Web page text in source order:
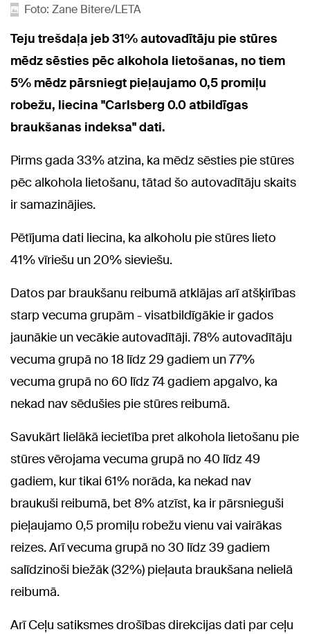
Foto: Zane Bitere/LETA
Teju trešdaļa jeb 31% autovadītāju pie stūres
mēdz sēsties pēc alkohola lietošanas, no tiem
5% mēdz pārsniegt pieļaujamo 0,5 promiļu
robežu, liecina "Carlsberg 0.0 atbildīgas
braukšanas indeksa" dati.
Pirms gada 33% atzina, ka mēdz sēsties pie stūres
pēc alkohola lietošanu, tātad šo autovadītāju skaits
ir samazinājies.
Pētījuma dati liecina, ka alkoholu pie stūres lieto
41% vīriešu un 20% sieviešu.
Datos par braukšanu reibumā atklājas arī atšķirības
starp vecuma grupām - visatbildīgākie ir gados
jaunākie un vecākie autovadītāji. 78% autovadītāju
vecuma grupā no 18 līdz 29 gadiem un 77%
vecuma grupā no 60 līdz 74 gadiem apgalvo, ka
nekad nav sēdušies pie stūres reibumā.
Savukārt lielākā iecietība pret alkohola lietošanu pie
stūres vērojama vecuma grupā no 40 līdz 49
gadiem, kur tikai 61% norāda, ka nekad nav
braukuši reibumā, bet 8% atzīst, ka ir pārsnieguši
pieļaujamo 0,5 promiļu robežu vienu vai vairākas
reizes. Arī vecuma grupā no 30 līdz 39 gadiem
salīdzinoši biežāk (32%) pieļauta braukšana nelielā
reibumā.
Arī Ceļu satiksmes drošības direkcijas dati par ceļu